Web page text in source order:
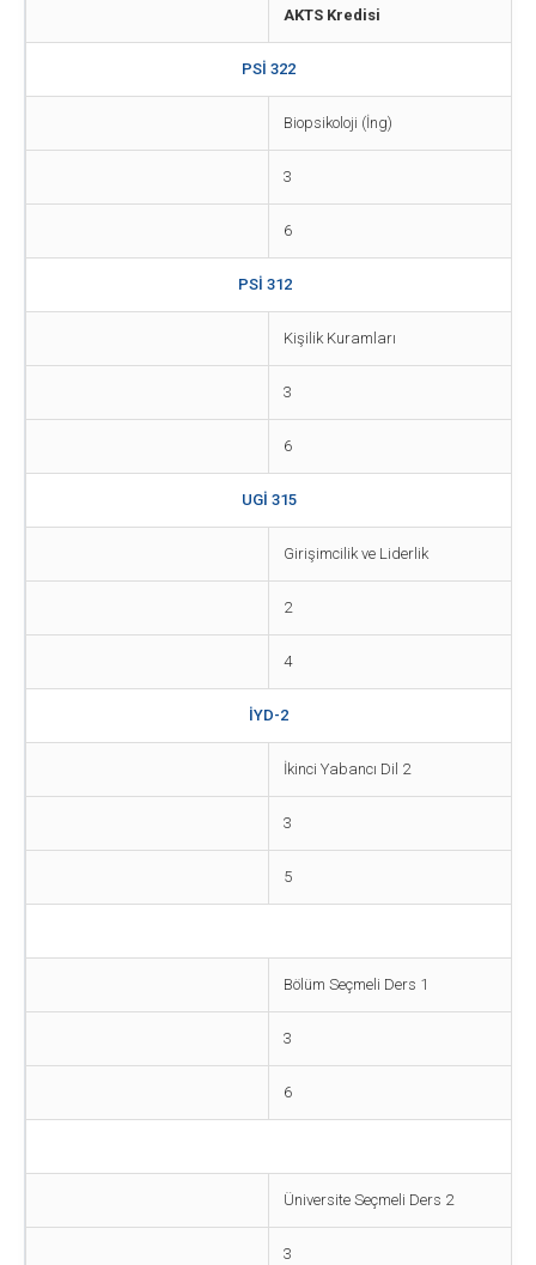
AKTS Kredisi
PSİ 322
Biopsikoloji (İng)
3
6
PSİ 312
Kişilik Kuramları
3
6
UGİ 315
Girişimcilik ve Liderlik
2
4
İYD-2
İkinci Yabancı Dil 2
3
5
Bölüm Seçmeli Ders 1
3
6
Üniversite Seçmeli Ders 2
3